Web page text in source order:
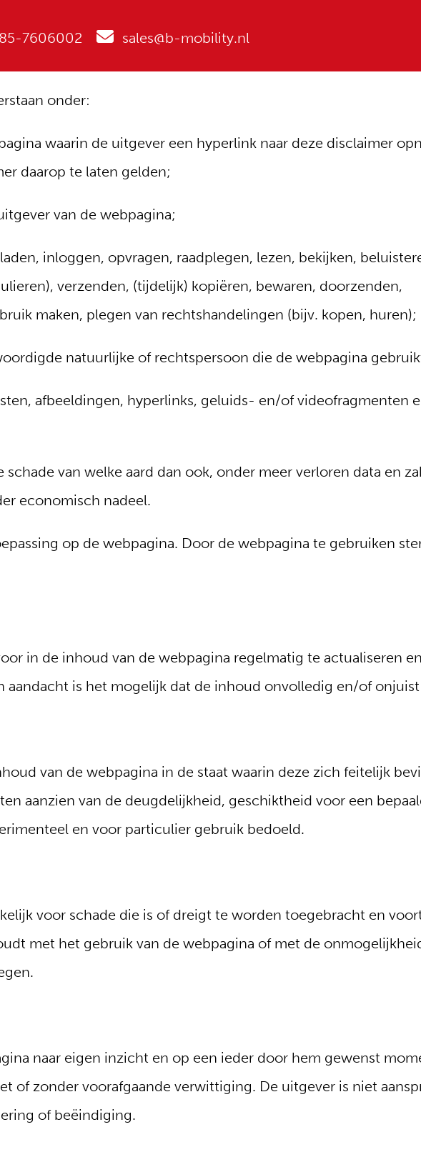
7606002 sales@b-mobility.nl
onder:
waarin de uitgever een hyperlink naar deze disclaimer
daarop te laten gelden;
van de webpagina;
inloggen, opvragen, raadplegen, lezen, bekijken,
verzenden, (tijdelijk) kopiëren, bewaren, doorzenden,
maken, plegen van rechtshandelingen (bijv. kopen, huren);
natuurlijke of rechtspersoon die de webpagina
afbeeldingen, hyperlinks, geluids- en/of videofragmenten
van welke aard dan ook, onder meer verloren data en
economisch nadeel.
op de webpagina. Door de webpagina te gebruiken
in de inhoud van de webpagina regelmatig te actualiseren
aandacht is het mogelijk dat de inhoud onvolledig en/of onjuist
van de webpagina in de staat waarin deze zich feitelijk
aanzien van de deugdelijkheid, geschiktheid voor een
en voor particulier gebruik bedoeld.
voor schade die is of dreigt te worden toegebracht en
met het gebruik van de webpagina of met de
naar eigen inzicht en op een ieder door hem gewenst
of zonder voorafgaande verwittiging. De uitgever is niet
of beëindiging.